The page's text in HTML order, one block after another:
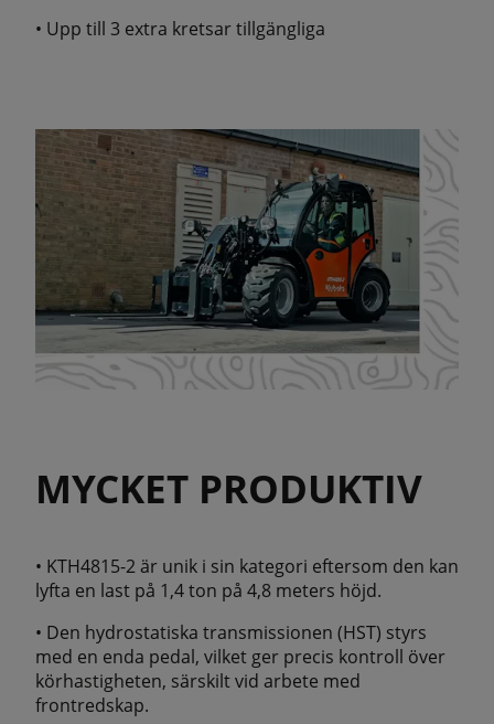
• Upp till 3 extra kretsar tillgängliga
MYCKET PRODUKTIV
• KTH4815-2 är unik i sin kategori eftersom den kan
lyfta en last på 1,4 ton på 4,8 meters höjd.
• Den hydrostatiska transmissionen (HST) styrs
med en enda pedal, vilket ger precis kontroll över
körhastigheten, särskilt vid arbete med
frontredskap.